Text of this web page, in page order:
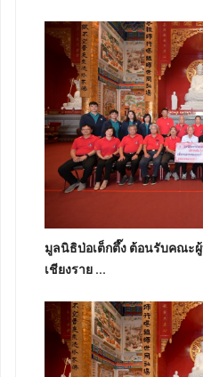
มูลนิธิป่อเต็กตึ๊ง ต้อนรับคณะ
เชียงราย ...